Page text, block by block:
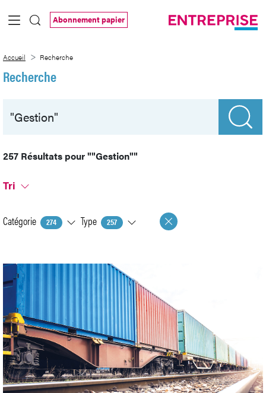
Saut au contenu principal
Abonnement papier
Accueil Recherche
Recherche
257 Résultats pour""Gestion""
Tri
Catégorie 274 Type 257